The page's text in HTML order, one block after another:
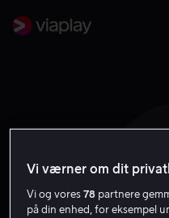
Vi værner om dit
Vi og vores78 partnere
på din enhed, for eksempel